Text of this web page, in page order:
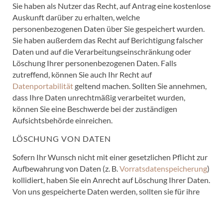
Sie haben als Nutzer das Recht, auf Antrag eine kostenlose
Auskunft darüber zu erhalten, welche
personenbezogenen Daten über Sie gespeichert wurden.
Sie haben außerdem das Recht auf Berichtigung falscher
Daten und auf die Verarbeitungseinschränkung oder
Löschung Ihrer personenbezogenen Daten. Falls
zutreffend, können Sie auch Ihr Recht auf
Datenportabilitätgeltend machen. Sollten Sie annehmen,
dass Ihre Daten unrechtmäßig verarbeitet wurden,
können Sie eine Beschwerde bei der zuständigen
Aufsichtsbehörde einreichen.
LÖSCHUNG VON DATEN
Sofern Ihr Wunsch nicht mit einer gesetzlichen Pflicht zur
Aufbewahrung von Daten (z. B. Vorratsdatenspeicherung)
kollidiert, haben Sie ein Anrecht auf Löschung Ihrer Daten.
Von uns gespeicherte Daten werden, sollten sie für ihre